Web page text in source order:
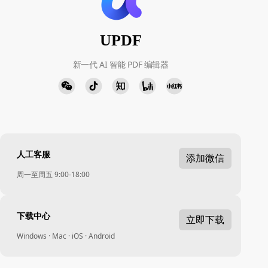
UPDF
新一代 AI 智能 PDF 编辑器
人工客服
周一至周五 9:00-18:00
添加微信
下载中心
Windows · Mac · iOS · Android
立即下载